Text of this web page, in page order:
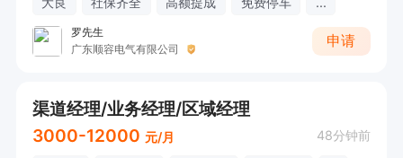
罗先生
广东顺容电气有限公司
申请
渠道经理/业务经理/区域经理
3000-12000 元/月 48分钟前